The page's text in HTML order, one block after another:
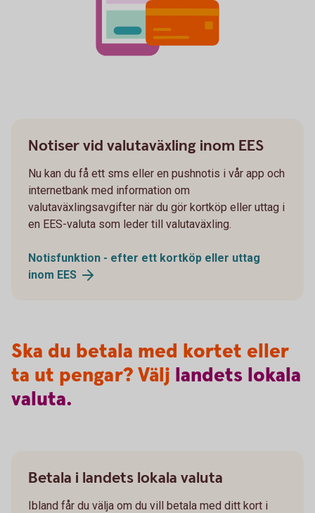
Notiser vid valutaväxling inom EES
Nu kan du få ett sms eller en pushnotis i vår app och
internetbank med information om
valutaväxlingsavgifter när du gör kortköp eller uttag i
en EES-valuta som leder till valutaväxling.
Notisfunktion - efter ett kortköp eller uttag
inom EES
Ska du betala med kortet eller
ta ut pengar? Välj landets lokala
valuta.
Betala i landets lokala valuta
Ibland får du välja om du vill betala med ditt kort i